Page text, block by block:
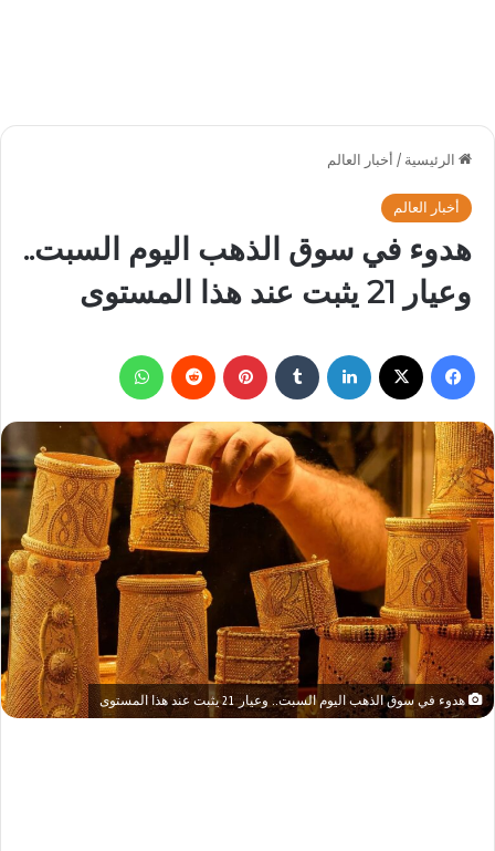
الرئيسية / أخبار العالم
أخبار العالم
هدوء في سوق الذهب اليوم السبت..
وعيار 21 يثبت عند هذا المستوى
فيسبوك لينكدإن بينتيريست
هدوء في سوق الذهب اليوم السبت.. وعيار 21 يثبت عند هذا المستوى